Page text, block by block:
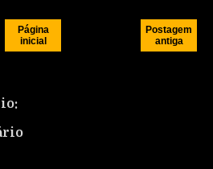
Postagem
antiga
Página
inicial